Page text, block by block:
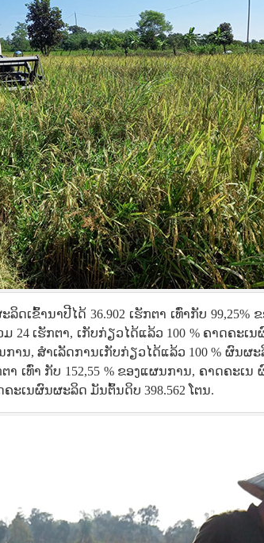
ດເຂົ້ານາປີໄດ້ 36.902 ເຮັກຕາ ເທົ່າກັບ 99,25%
ເຮັກຕາ, ເກັບກ່ຽວໄດ້ແລ້ວ 100 % ຄາດຄະເນ
ນການ, ສໍາເລັດການເກັບກ່ຽວໄດ້ແລ້ວ 100 % ຜົນຜ
ເທົ່າ ກັບ 152,55 % ຂອງແຜນການ, ຄາດຄະເນ
ະເນຜົນຜະລິດ ມັນຕົ້ນດິບ 398.562 ໂຕນ.